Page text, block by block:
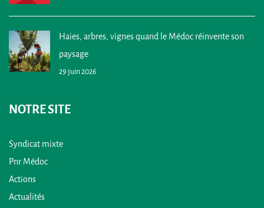
Haies, arbres, vignes quand le Médoc réinvente son
paysage
29 juin 2026
NOTRE SITE
Syndicat mixte
Pnr Médoc
Actions
Actualités